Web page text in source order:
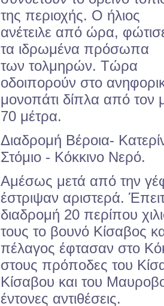
της περιοχής. Ο ήλιος
ανέτειλε από ώρα,
τα ιδρωμένα πρόσωπα
των τολμηρών. Τώρα
οδοιπορούν στο
μονοπάτι δίπλα από τον
70 μέτρα.
Διαδρομή Βέροια-
Στόμιο - Κόκκινο Νερό.
Αμέσως μετά από την
έστριψαν αριστερά.
διαδρομή 20 περίπου
τους το βουνό Κίσαβος
πέλαγος έφτασαν στο
στους πρόποδες του
Κίσαβου και του
έντονες αντιθέσεις.